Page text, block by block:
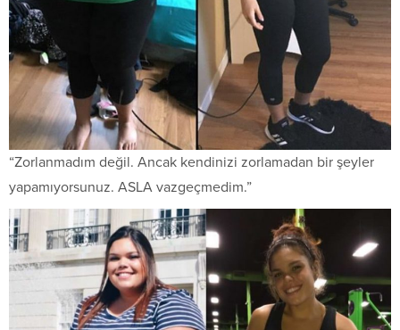
“Zorlanmadım değil. Ancak kendinizi zorlamadan bir şeyler
yapamıyorsunuz. ASLA vazgeçmedim.”